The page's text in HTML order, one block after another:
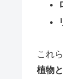
これ
植物